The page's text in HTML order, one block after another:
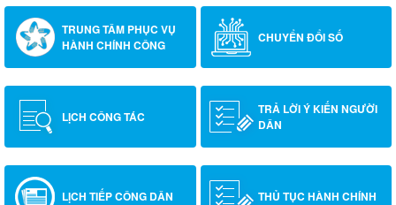
TRUNG TÂM PHỤC VỤ
HÀNH CHÍNH CÔNG
CHUYỂN ĐỔI SỐ
LỊCH CÔNG TÁC
TRẢ LỜI Ý KIẾN NGƯỜI
DÂN
LỊCH TIẾP CÔNG DÂN THỦ TỤC HÀNH CHÍNH